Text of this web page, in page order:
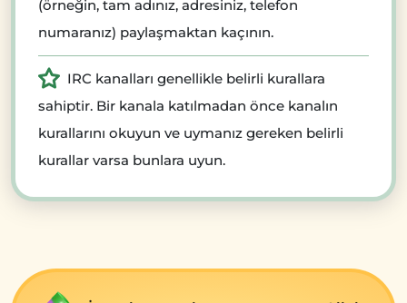
(örneğin, tam adınız, adresiniz, telefon
numaranız) paylaşmaktan kaçının.
IRC kanalları genellikle belirli kurallara
sahiptir. Bir kanala katılmadan önce kanalın
kurallarını okuyun ve uymanız gereken belirli
kurallar varsa bunlara uyun.